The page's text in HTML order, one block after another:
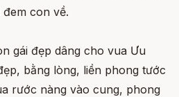
con về.
gái đẹp dâng cho vua Ưu
bằng lòng, liền phong tước
rước nàng vào cung, phong